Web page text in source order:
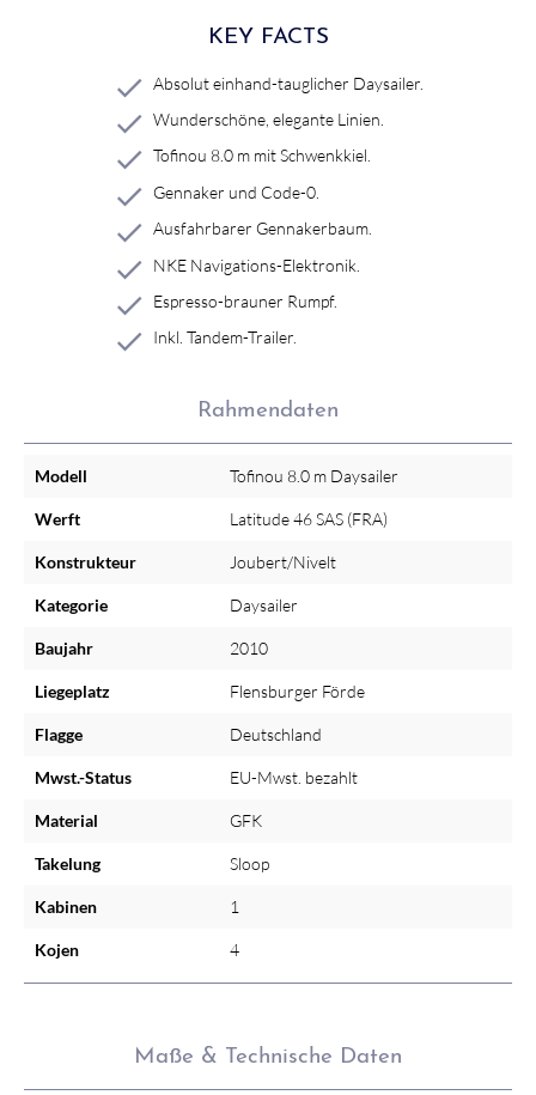
KEY FACTS
Absolut einhand-tauglicher Daysailer.
Wunderschöne, elegante Linien.
Tofinou 8.0 m mit Schwenkkiel.
Gennaker und Code-0.
Ausfahrbarer Gennakerbaum.
NKE Navigations-Elektronik.
Espresso-brauner Rumpf.
Inkl. Tandem-Trailer.
Rahmendaten
Modell Tofinou 8.0 m Daysailer
Werft Latitude 46 SAS (FRA)
Konstrukteur Joubert/Nivelt
Kategorie Daysailer
Baujahr 2010
Liegeplatz Flensburger Förde
Flagge Deutschland
Mwst.-Status EU-Mwst. bezahlt
Material GFK
Takelung Sloop
Kabinen 1
Kojen 4
Maße & Technische Daten